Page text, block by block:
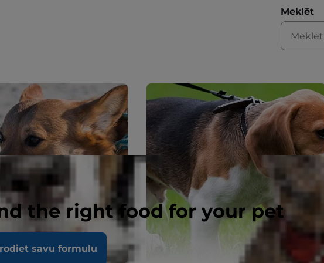
the right food for your pet
savu formulu
Meklēt